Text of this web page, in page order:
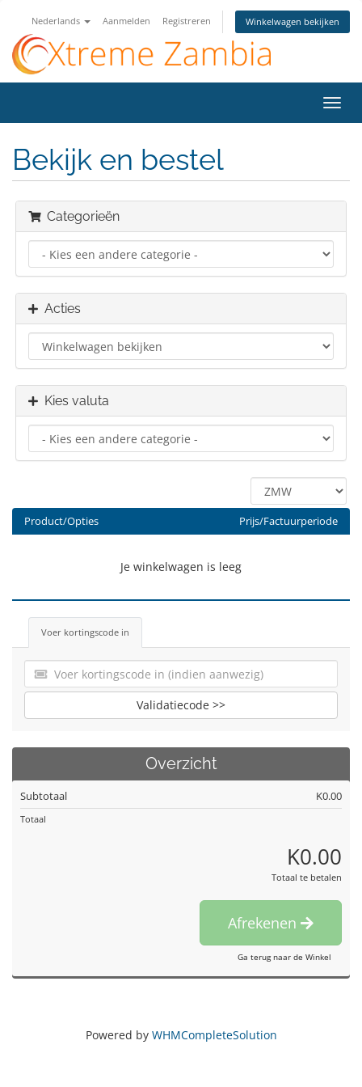
Nederlands Aanmelden Registreren Winkelwagen bekijken
in-/
Bekijk en bestel
Categorieën
Acties
Kies valuta
Product/Opties Prijs/Factuurperiode
Je winkelwagen is leeg
Voer kortingscode in
Validatiecode >>
Overzicht
Subtotaal K0.00
Totaal
K0.00
Totaal te betalen
Afrekenen
Ga terug naar de Winkel
Powered by WHMCompleteSolution